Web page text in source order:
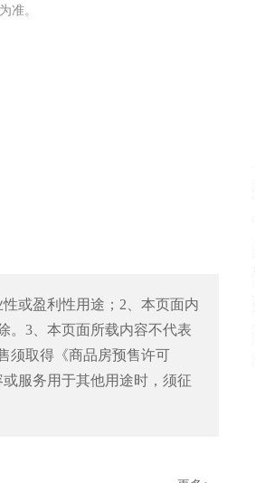
准。
或盈利性用途；2、本页面内
。3、本页面所载内容不代表
须取得《商品房预售许可
服务用于其他用途时，须征